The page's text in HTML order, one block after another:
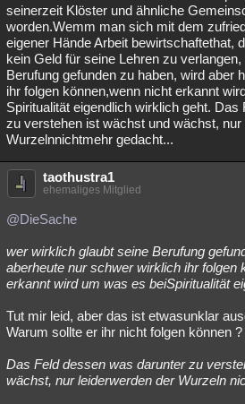
seinerzeit Klöster und ähnliche
worden.Wemm man sich mit dem
eigener Hände Arbeit bewirtschaftethat,
kein Geld für seine Lehren zu
Berufung gefunden zu haben, wird aber
ihr folgen können,wenn nicht erkannt
Spiritualität eigendlich wirklich geht.
zu verstehen ist wächst und wächst, nur
Wurzelnnichtmehr gedacht...
taothustra1
ehemaliges Mitglied
@DieSache
wer wirklich glaubt seine Berufung
aberheute nur schwer wirklich ihr folgen
erkannt wird um was es beiSpiritualität
Tut mir leid, aber das ist etwasunklar
Warum sollte er ihr nicht folgen können
Das Feld dessen was darunter zu
wächst, nur leiderwerden der Wurzeln